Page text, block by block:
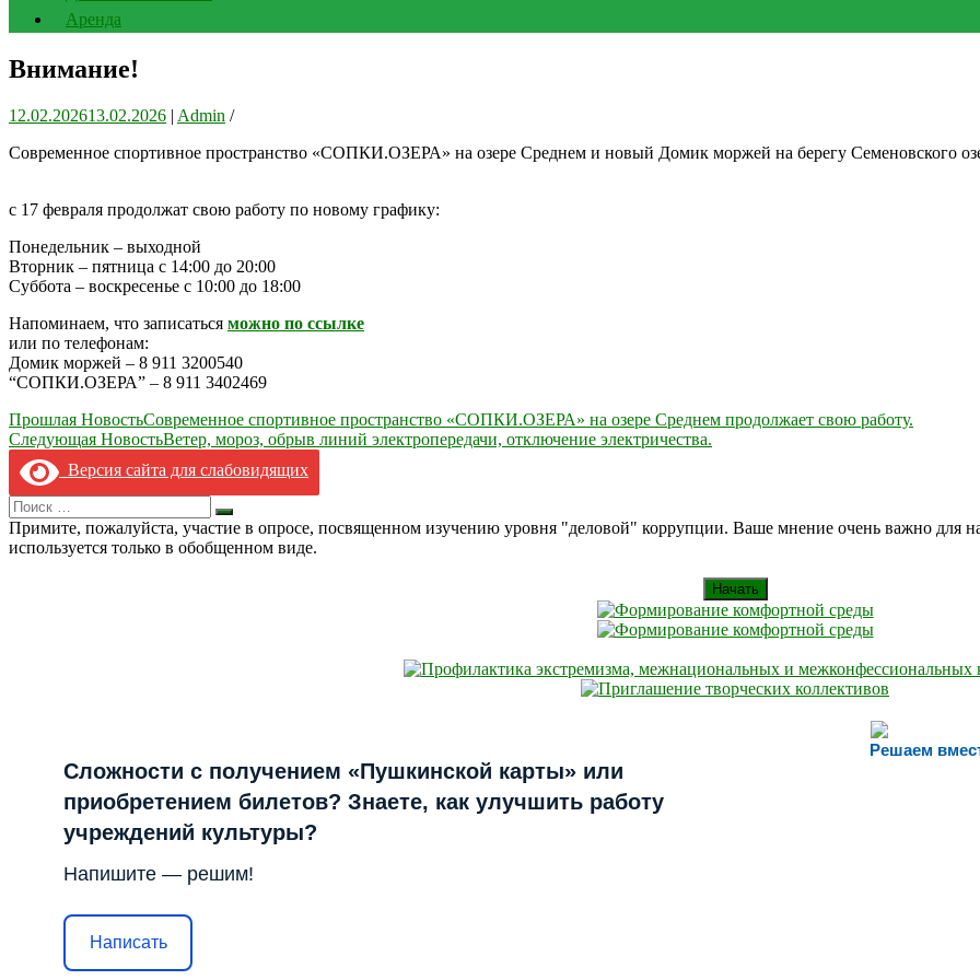
Аренда
Внимание!
12.02.202613.02.2026 | Admin /
Современное спортивное пространство «СОПКИ.ОЗЕРА» на озере Среднем и новый Домик моржей на берегу Семеновского
с 17 февраля продолжат свою работу по новому графику:
Понедельник – выходной
Вторник – пятница с 14:00 до 20:00
Суббота – воскресенье с 10:00 до 18:00
Напоминаем, что записаться можно по ссылке
или по телефонам:
Домик моржей – 8 911 3200540
“СОПКИ.ОЗЕРА” – 8 911 3402469
Навигация
по
записям
Прошлая НовостьСовременное спортивное пространство «СОПКИ.ОЗЕРА» на озере Среднем продолжает свою работу.
Следующая НовостьВетер, мороз, обрыв линий электропередачи, отключение электричества.
Версия сайта для слабовидящих
Search
for:
Искать
Примите, пожалуйста, участие в опросе, посвященном изучению уровня "деловой" коррупции. Ваше мнение очень важно
используется только в обобщенном виде.
Начать
Решаем
Сложности с получением «Пушкинской карты» или
приобретением билетов? Знаете, как улучшить работу
учреждений культуры?
Напишите — решим!
Написать